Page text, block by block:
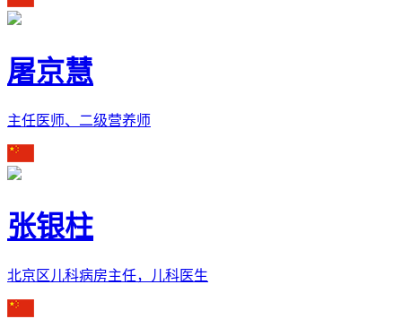
屠京慧
主任医师、二级营养师
张银柱
北京区儿科病房主任，儿科医生